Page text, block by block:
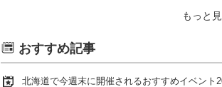
もっと
おすすめ記事
北海道で今週末に開催されるおすすめイベント